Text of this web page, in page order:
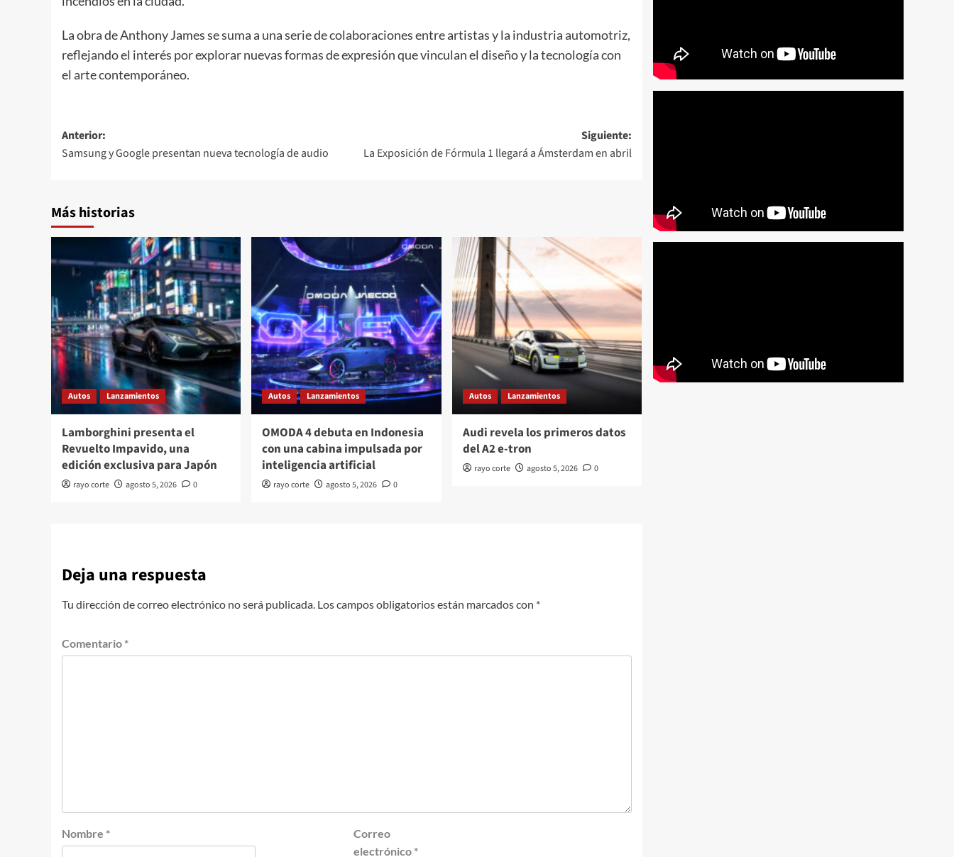
La obra de Anthony James se suma a una serie de colaboraciones entre artistas y la industria automotriz,
reflejando el interés por explorar nuevas formas de expresión que vinculan el diseño y la tecnología con
el arte contemporáneo.
Navegación
de
Anterior:
Samsung y Google presentan nueva tecnología de audio
Siguiente:
La Exposición de Fórmula 1 llegará a Ámsterdam en abril
Más historias
Autos Lanzamientos
Lamborghini presenta el
Revuelto Impavido, una
edición exclusiva para Japón
rayo corte agosto 5, 2026 0
Autos Lanzamientos
OMODA 4 debuta en Indonesia
con una cabina impulsada por
inteligencia artificial
rayo corte agosto 5, 2026 0
Autos Lanzamientos
Audi revela los primeros datos
del A2 e-tron
rayo corte agosto 5, 2026 0
Deja una respuesta
Tu dirección de correo electrónico no será publicada. Los campos obligatorios están marcados con *
Comentario *
Nombre *
Correo
electrónico *